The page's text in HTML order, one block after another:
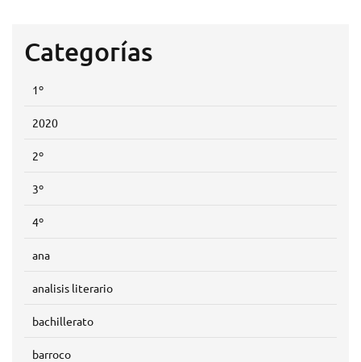
Categorías
1º
2020
2º
3º
4º
ana
analisis literario
bachillerato
barroco